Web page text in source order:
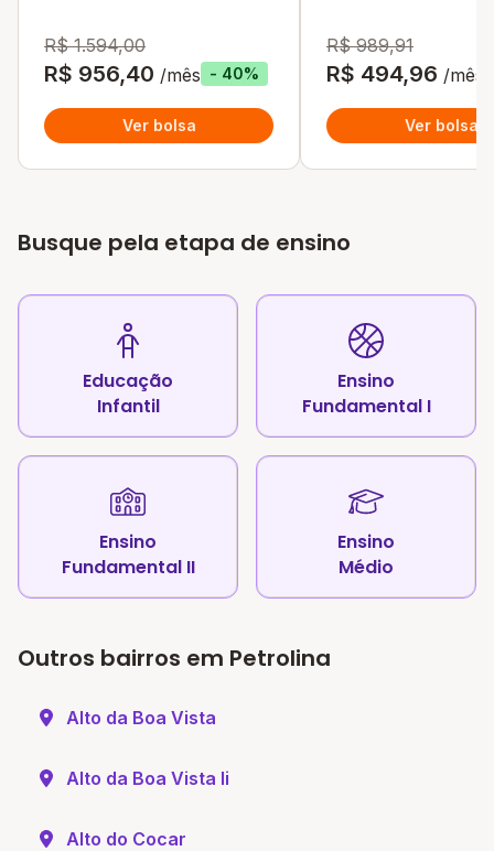
R$ 1.594,00
R$ 956,40 /mês - 40%
Ver bolsa
R$ 989,91
R$ 494,96 /mês
Ver bolsa
Busque pela etapa de ensino
Educação
Infantil
Ensino
Fundamental I
Ensino
Fundamental II
Ensino
Médio
Outros bairros em Petrolina
Alto da Boa Vista
Alto da Boa Vista Ii
Alto do Cocar